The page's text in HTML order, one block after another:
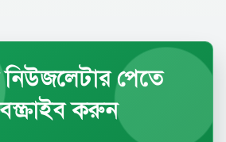
নিউজলেটার পেতে
করুন